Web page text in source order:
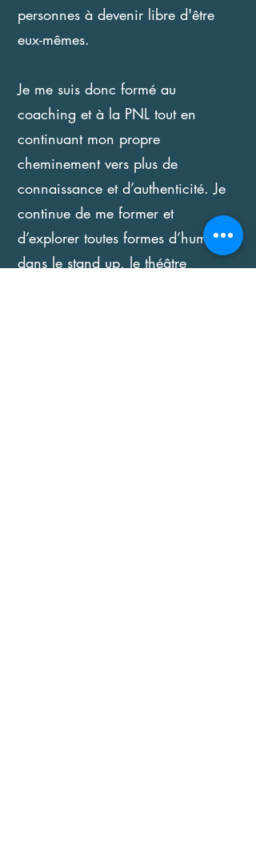
personnes à devenir libre d'être
eux-mêmes.
Je me suis donc formé au
coaching et à la PNL tout en
continuant mon propre
cheminement vers plus de
connaissance et d’authenticité. Je
continue de me former et
d’explorer toutes formes d’humour
dans le stand up, le théâtre